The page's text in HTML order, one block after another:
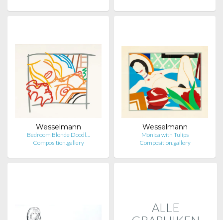
Wesselmann
Bedroom Blonde Doodl…
Composition.gallery
Wesselmann
Monica with Tulips
Composition.gallery
ALLE